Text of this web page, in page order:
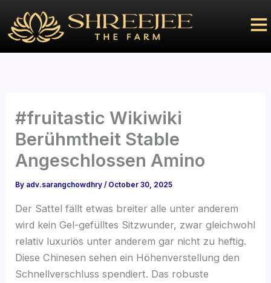
content
#fruitastic Wikiwiki
Berühmtheit Stable
Angeschlossen Amino
By adv.sarangchowdhry/ October 30, 2025
Der Sattel fällt etwas breiter alle unter anderem
wird kein Gel-gefülltes Sitzwunder, zwar gleichwohl
relativ luxuriös unter anderem gar nicht zu heftig.
Diese Chinesen sehen ein Höhenverstellung den
Schnellverschluss spendiert. Das robuste